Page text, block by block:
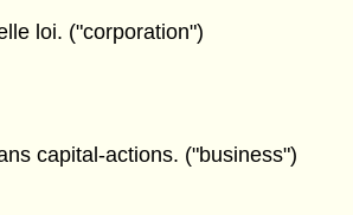
loi. ("corporation")
capital-actions. ("business")